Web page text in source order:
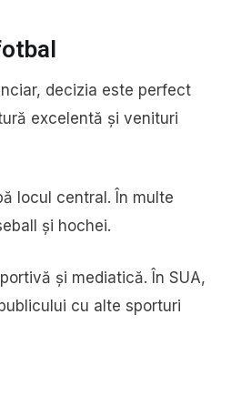
decizia este perfect
excelentă și venituri
locul central. În multe
și hochei.
și mediatică. În SUA,
cu alte sporturi